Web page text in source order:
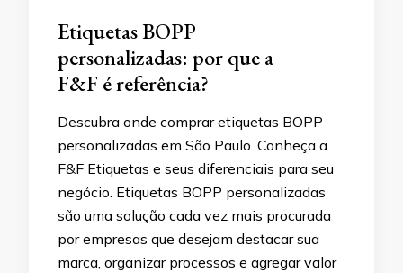
Etiquetas BOPP
personalizadas: por que a
F&F é referência?
Descubra onde comprar etiquetas BOPP
personalizadas em São Paulo. Conheça a
F&F Etiquetas e seus diferenciais para seu
negócio. Etiquetas BOPP personalizadas
são uma solução cada vez mais procurada
por empresas que desejam destacar sua
marca, organizar processos e agregar valor